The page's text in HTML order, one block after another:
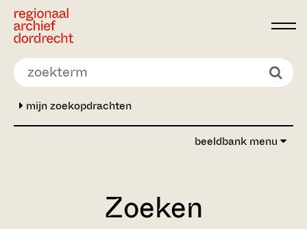
Ga direct naar de inhoud
mijn zoekopdrachten
beeldbank menu
Zoeken